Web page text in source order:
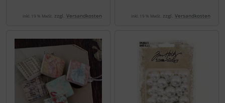
inkl. 19 % MwSt. zzgl. Versandkosten inkl. 19 % MwSt. zzgl. Versandkosten